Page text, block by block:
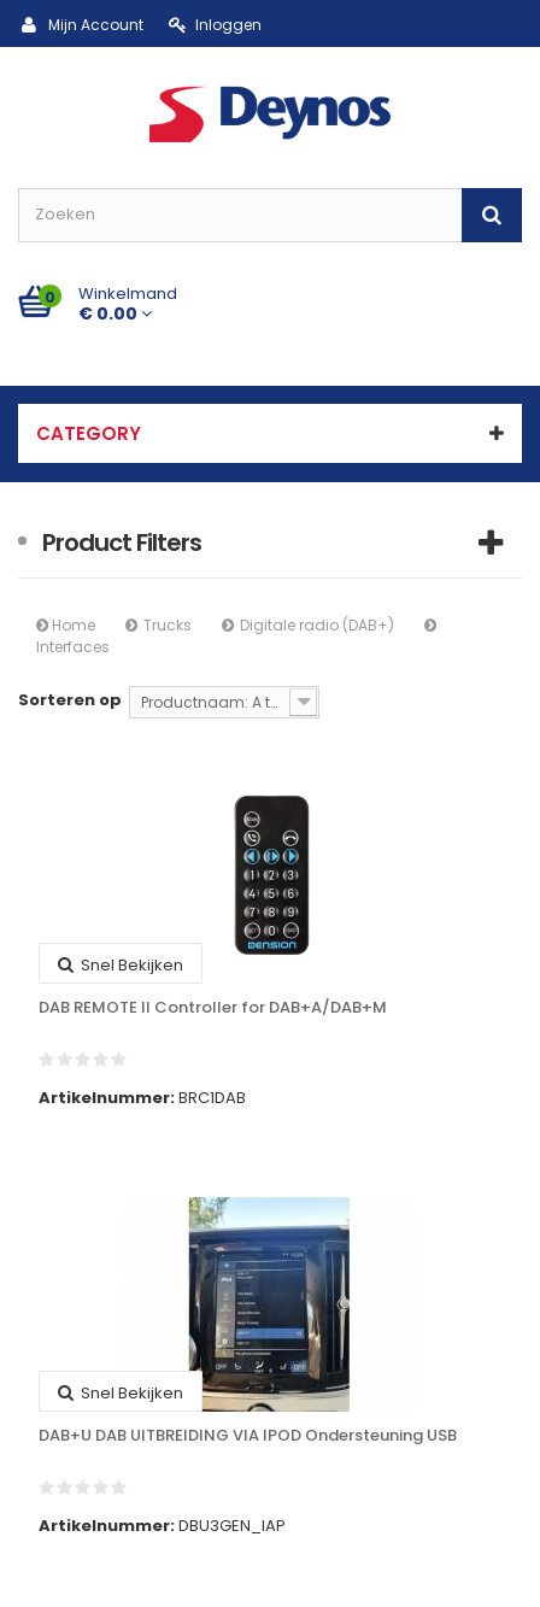
Mijn Account Inloggen
0 Winkelmand
€ 0.00
CATEGORY
Product Filters
Home Trucks
Digitale radio (DAB+)
Interfaces
Sorteren op Productnaam: A tot Z
Snel Bekijken
DAB REMOTE II Controller for DAB+A/DAB+M
Artikelnummer:BRC1DAB
Snel Bekijken
DAB+U DAB UITBREIDING VIA IPOD Ondersteuning USB
Artikelnummer:DBU3GEN_IAP